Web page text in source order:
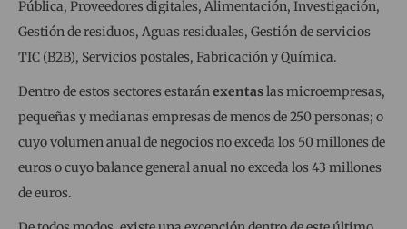
Pública, Proveedores digitales, Alimentación, Investigación,
Gestión de residuos, Aguas residuales, Gestión de servicios
TIC (B2B), Servicios postales, Fabricación y Química.
Dentro de estos sectores estaránexentaslas microempresas,
pequeñas y medianas empresas de menos de 250 personas; o
cuyo volumen anual de negocios no exceda los 50 millones de
euros o cuyo balance general anual no exceda los 43 millones
de euros.